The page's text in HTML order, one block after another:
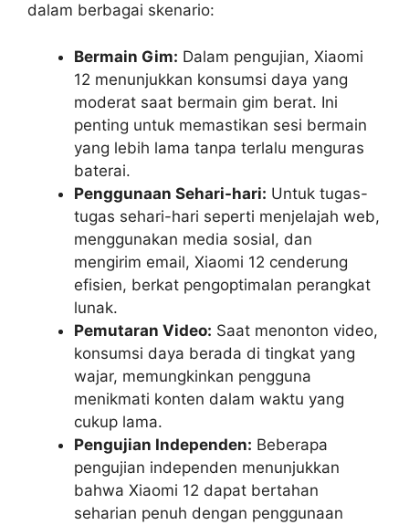
dalam berbagai skenario:
Bermain Gim: Dalam pengujian, Xiaomi
12 menunjukkan konsumsi daya yang
moderat saat bermain gim berat. Ini
penting untuk memastikan sesi bermain
yang lebih lama tanpa terlalu menguras
baterai.
Penggunaan Sehari-hari: Untuk tugas-
tugas sehari-hari seperti menjelajah web,
menggunakan media sosial, dan
mengirim email, Xiaomi 12 cenderung
efisien, berkat pengoptimalan perangkat
lunak.
Pemutaran Video: Saat menonton video,
konsumsi daya berada di tingkat yang
wajar, memungkinkan pengguna
menikmati konten dalam waktu yang
cukup lama.
Pengujian Independen: Beberapa
pengujian independen menunjukkan
bahwa Xiaomi 12 dapat bertahan
seharian penuh dengan penggunaan